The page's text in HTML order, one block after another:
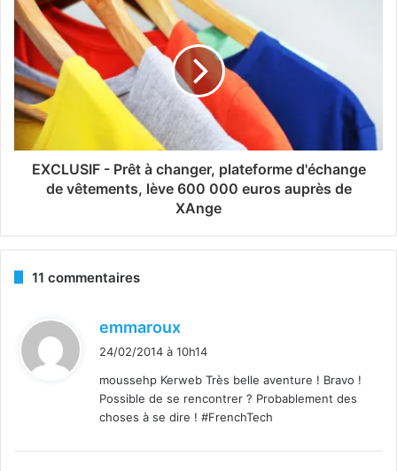
EXCLUSIF - Prêt à changer, plateforme d'échange
de vêtements, lève 600 000 euros auprès de
XAnge
11 commentaires
emmaroux
24/02/2014 à 10h14
moussehp Kerweb Très belle aventure ! Bravo !
Possible de se rencontrer ? Probablement des
choses à se dire ! #FrenchTech